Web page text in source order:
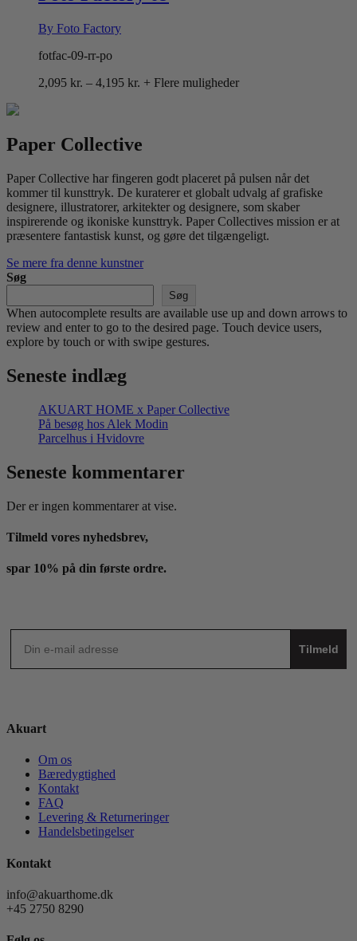
By Foto Factory
fotfac-09-rr-po
2,095 kr. – 4,195 kr. Prisinterval:
+ Flere muligheder
Paper Collective
Paper Collective har fingeren godt placeret på pulsen når det
kommer til kunsttryk. De kuraterer et globalt udvalg af grafiske
designere, illustratorer, arkitekter og designere, som skaber
inspirerende og ikoniske kunsttryk. Paper Collectives mission er at
præsentere fantastisk kunst, og gøre det tilgængeligt.
Se mere fra denne kunstner
Søg
Søg
When autocomplete results are available use up and down arrows to
review and enter to go to the desired page. Touch device users,
explore by touch or with swipe gestures.
Seneste indlæg
AKUART HOME x Paper Collective
På besøg hos Alek Modin
Parcelhus i Hvidovre
Seneste kommentarer
Der er ingen kommentarer at vise.
Tilmeld vores nyhedsbrev,
spar 10% på din første ordre.
Tilmeld
Akuart
Om os
Bæredygtighed
Kontakt
FAQ
Levering & Returneringer
Handelsbetingelser
Kontakt
info@akuarthome.dk
+45 2750 8290